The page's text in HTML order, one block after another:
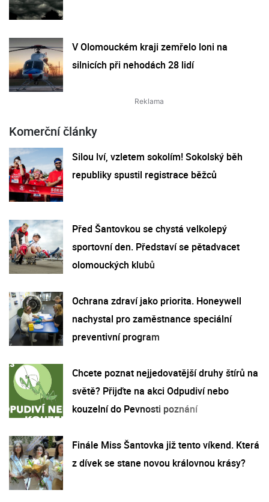
V Olomouckém kraji zemřelo loni na
silnicích při nehodách 28 lidí
Komerční články
Silou lví, vzletem sokolím! Sokolský běh
republiky spustil registrace běžců
Před Šantovkou se chystá velkolepý
sportovní den. Představí se pětadvacet
olomouckých klubů
Ochrana zdraví jako priorita. Honeywell
nachystal pro zaměstnance speciální
preventivní program
Chcete poznat nejjedovatější druhy štírů na
světě? Přijďte na akci Odpudiví nebo
kouzelní do Pevnosti poznání
Finále Miss Šantovka již tento víkend. Která
z dívek se stane novou královnou krásy?